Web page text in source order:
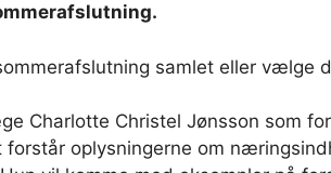
samlet eller vælge
Charlotte Christel Jønsson som
oplysningerne om